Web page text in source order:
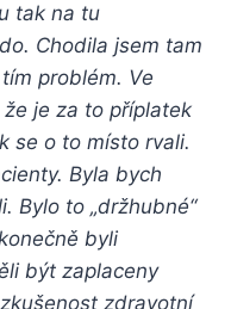
tak na tu
Chodila jsem tam
problém. Ve
je za to příplatek
se o to místo rvali.
Byla bych
Bylo to „držhubné“
byli
být zaplaceny
zdravotní